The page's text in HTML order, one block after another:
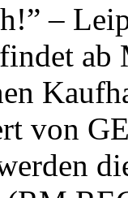
–
findet
von